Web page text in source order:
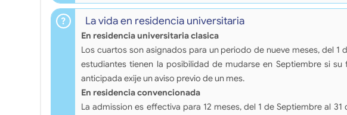
La vida en residencia universitaria
En residencia universitaria clasica
Los cuartos son asignados para un periodo de nueve meses, del 1
estudiantes tienen la posibilidad de mudarse en Septiembre si
anticipada exije un aviso previo de un mes.
En residencia convencionada
La admission es effectiva para 12 meses, del 1 de Septiembre al